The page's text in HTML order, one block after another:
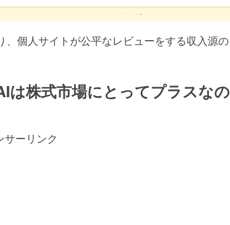
個人サイトが公平なレビューをする収入源の
は株式市場にとってプラスなの
サーリンク